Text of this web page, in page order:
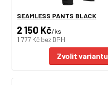
SEAMLESS PANTS BLACK
2 150 Kč/ks
1 777 Kč bez DPH
Zvolit variantu